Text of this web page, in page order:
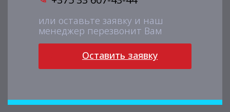
или оставьте заявку и наш
менеджер перезвонит Вам
Оставить заявку